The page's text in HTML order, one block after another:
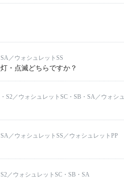
／ウォシュレットSS
・点滅どちらですか？
S2／ウォシュレットSC・SB・SA／ウォシ
／ウォシュレットSS／ウォシュレットPP
／ウォシュレットSC・SB・SA